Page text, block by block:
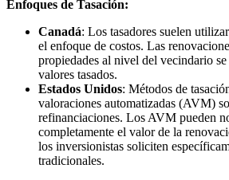
Enfoques de Tasación:
Canadá: Los tasadores suelen
el enfoque de costos. Las
propiedades al nivel del vecindario
valores tasados.
Estados Unidos: Métodos de
valoraciones automatizadas (AVM)
refinanciaciones. Los AVM pueden
completamente el valor de la
los inversionistas soliciten
tradicionales.